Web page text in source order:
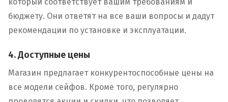
бюджету. Они ответят на все ваши вопросы и дадут
рекомендации по установке и эксплуатации.
4. Доступные цены
Магазин предлагает конкурентоспособные цены на
все модели сейфов. Кроме того, регулярно